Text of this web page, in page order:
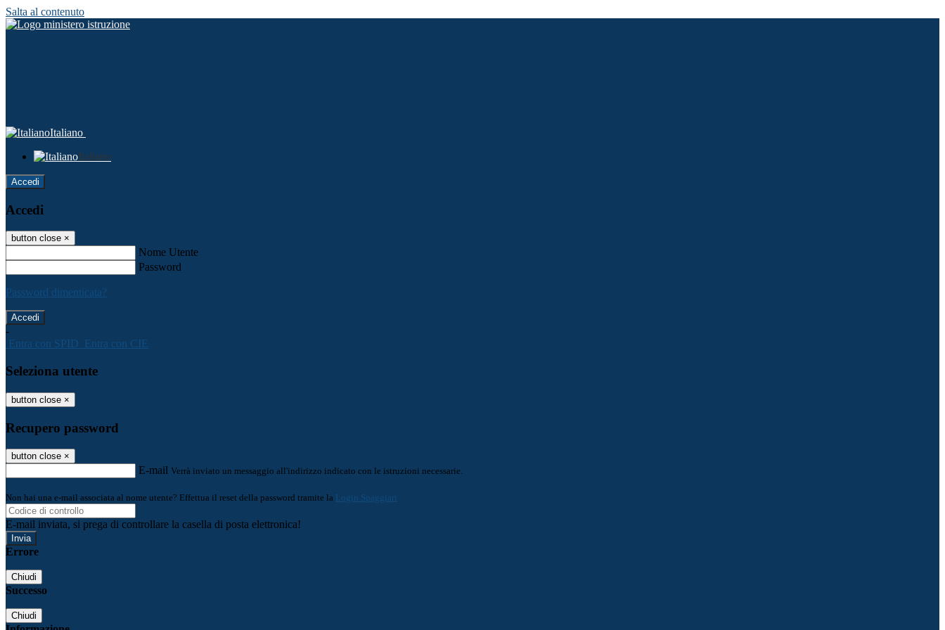
Salta al contenuto
Italiano
Italiano
Accedi
Accedi
button close ×
Nome Utente
Password
Password dimenticata?
-
Entra con SPID Entra con CIE
Seleziona utente
button close ×
Recupero password
button close ×
E-mail Verrà inviato un messaggio all'indirizzo indicato con le istruzioni necessarie.
Non hai una e-mail associata al nome utente? Effettua il reset della password tramite la Login Spaggiari
E-mail inviata, si prega di controllare la casella di posta elettronica!
Errore
Chiudi
Successo
Chiudi